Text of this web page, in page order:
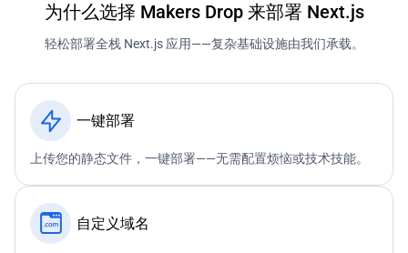
为什么选择 Makers Drop 来部署 Next.js
轻松部署全栈 Next.js 应用——复杂基础设施由我们承载。
一键部署
上传您的静态文件，一键部署——无需配置烦恼或技术技能。
自定义域名